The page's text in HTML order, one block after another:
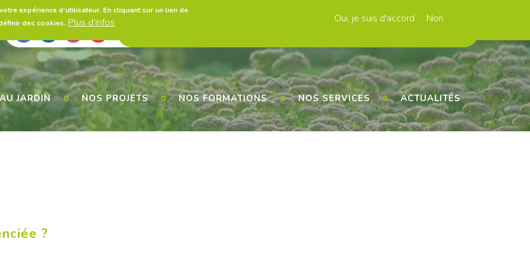
expérience d'utilisateur. En cliquant sur un lien de
des cookies. Plus d'infos Oui, je suis d'accord Non
Utils
JARDIN NOS PROJETS NOS FORMATIONS NOS SERVICES ACTUALITÉS
?